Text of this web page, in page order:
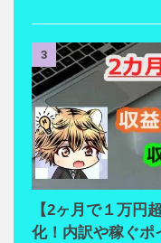
3
【2ヶ月で１万円
化！内訳や稼ぐポ